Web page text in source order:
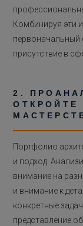
Комбинируя эти
присутствие в
2.
ОТКРОЙТЕ
Портфолио
и подход.
внимание на
и внимание к
конкретные
представление